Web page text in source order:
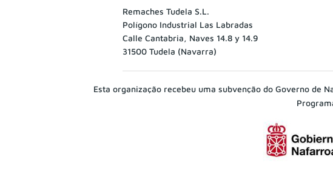
Remaches Tudela S.L.
Polígono Industrial Las Labradas
Calle Cantabria, Naves 14.8 y 14.9
31500 Tudela (Navarra)
Esta organização recebeu uma subvenção do Governo de